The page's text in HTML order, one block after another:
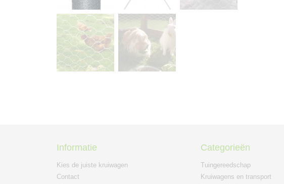
Informatie
Kies de juiste kruiwagen
Contact
Categorieën
Tuingereedschap
Kruiwagens en transport